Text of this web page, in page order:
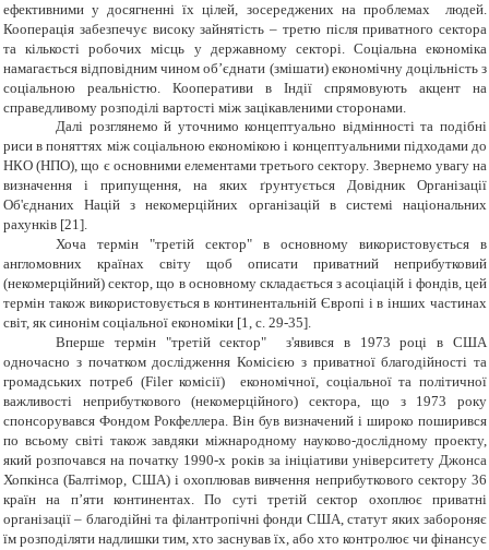
ефективними у досягненні їх цілей, зосереджених на проблемах людей.
Кооперація забезпечує високу зайнятість – третю після приватного сектора
та кількості робочих місць у державному секторі. Соціальна економіка
намагається відповідним чином об’єднати (змішати) економічну доцільність з
соціальною реальністю. Кооперативи в Індії спрямовують акцент на
справедливому розподілі вартості між зацікавленими сторонами.
Далі розглянемо й уточнимо концептуально відмінності та подібні
риси в поняттях між соціальною економікою і концептуальними підходами до
НКО (НПО), що є основними елементами третього сектору. Звернемо увагу на
визначення і припущення, на яких ґрунтується Довідник Організації
Об'єднаних Націй з некомерційних організацій в системі національних
рахунків [21].
Хоча термін "третій сектор" в основному використовується в
англомовних країнах світу щоб описати приватний неприбутковий
(некомерційний) сектор, що в основному складається з асоціацій і фондів, цей
термін також використовується в континентальній Європі і в інших частинах
світ, як синонім соціальної економіки [1, с. 29-35].
Вперше термін "третій сектор" з'явився в 1973 році в США
одночасно з початком дослідження Комісією з приватної благодійності та
громадських потреб (Filer комісії) економічної, соціальної та політичної
важливості неприбуткового (некомерційного) сектора, що з 1973 року
спонсорувався Фондом Рокфеллера. Він був визначений і широко поширився
по всьому світі також завдяки міжнародному науково-дослідному проекту,
який розпочався на початку 1990-х років за ініціативи університету Джонса
Хопкінса (Балтімор, США) і охоплював вивчення неприбуткового сектору 36
країн на п’яти континентах. По суті третій сектор охоплює приватні
організації – благодійні та філантропічні фонди США, статут яких забороняє
їм розподіляти надлишки тим, хто заснував їх, або хто контролює чи фінансує